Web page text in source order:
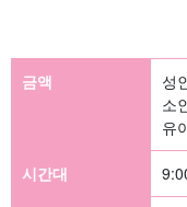
금액 성
소
유
시간대